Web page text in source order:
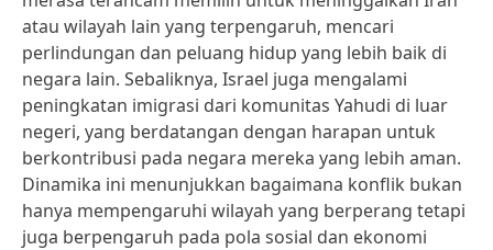
atau wilayah lain yang terpengaruh, mencari
perlindungan dan peluang hidup yang lebih baik di
negara lain. Sebaliknya, Israel juga mengalami
peningkatan imigrasi dari komunitas Yahudi di luar
negeri, yang berdatangan dengan harapan untuk
berkontribusi pada negara mereka yang lebih aman.
Dinamika ini menunjukkan bagaimana konflik bukan
hanya mempengaruhi wilayah yang berperang tetapi
juga berpengaruh pada pola sosial dan ekonomi